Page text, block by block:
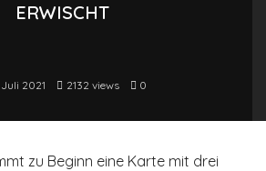
ERWISCHT
Juli 2021
2132 views 0
zu Beginn eine Karte mit drei